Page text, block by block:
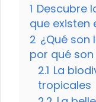
1 Descubre
que existen
2 ¿Qué son
por qué
2.1 La
tropicales